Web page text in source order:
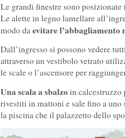
Le grandi finestre sono
Le alette in legno lamellare
modo da evitare l’abbagliamento
Dall’ingresso si possono vedere
attraverso un vestibolo vetrato
le scale o l’ascensore per
Una scala a sbalzoin calcestruzzo
rivestiti in mattoni e sale fino a uno
la piscina che il palazzetto dello